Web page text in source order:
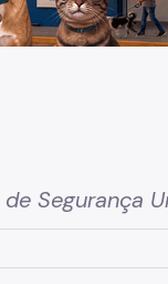
Segurança